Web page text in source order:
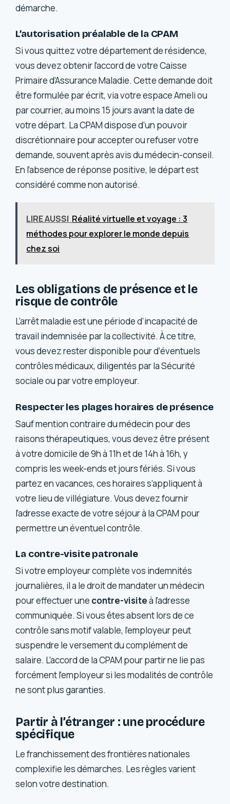
démarche.
L’autorisation préalable de la CPAM
Si vous quittez votre département de résidence,
vous devez obtenir l’accord de votre Caisse
Primaire d’Assurance Maladie. Cette demande doit
être formulée par écrit, via votre espace Ameli ou
par courrier, au moins 15 jours avant la date de
votre départ. La CPAM dispose d’un pouvoir
discrétionnaire pour accepter ou refuser votre
demande, souvent après avis du médecin-conseil.
En l’absence de réponse positive, le départ est
considéré comme non autorisé.
LIRE AUSSI Réalité virtuelle et voyage : 3
méthodes pour explorer le monde depuis
chez soi
Les obligations de présence et le
risque de contrôle
L’arrêt maladie est une période d’incapacité de
travail indemnisée par la collectivité. À ce titre,
vous devez rester disponible pour d’éventuels
contrôles médicaux, diligentés par la Sécurité
sociale ou par votre employeur.
Respecter les plages horaires de présence
Sauf mention contraire du médecin pour des
raisons thérapeutiques, vous devez être présent
à votre domicile de 9h à 11h et de 14h à 16h, y
compris les week-ends et jours fériés. Si vous
partez en vacances, ces horaires s’appliquent à
votre lieu de villégiature. Vous devez fournir
l’adresse exacte de votre séjour à la CPAM pour
permettre un éventuel contrôle.
La contre-visite patronale
Si votre employeur complète vos indemnités
journalières, il a le droit de mandater un médecin
pour effectuer une contre-visiteà l’adresse
communiquée. Si vous êtes absent lors de ce
contrôle sans motif valable, l’employeur peut
suspendre le versement du complément de
salaire. L’accord de la CPAM pour partir ne lie pas
forcément l’employeur si les modalités de contrôle
ne sont plus garanties.
Partir à l’étranger : une procédure
spécifique
Le franchissement des frontières nationales
complexifie les démarches. Les règles varient
selon votre destination.